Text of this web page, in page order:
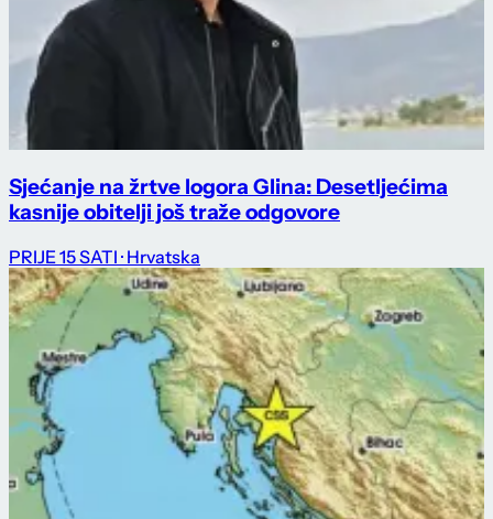
Sjećanje na žrtve logora Glina: Desetljećima
kasnije obitelji još traže odgovore
PRIJE 15 SATI · Hrvatska